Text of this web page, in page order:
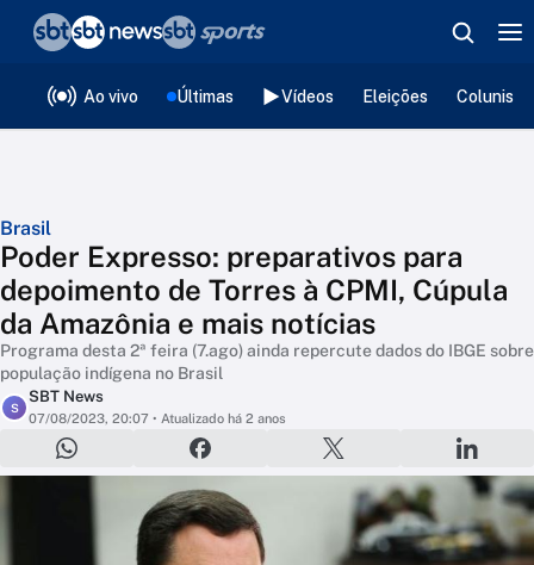
Ao vivo Últimas Vídeos Eleições
Brasil
Poder Expresso: preparativos para
depoimento de Torres à CPMI, Cúpula
da Amazônia e mais notícias
Programa desta 2ª feira (7.ago) ainda repercute dados do IBGE sobre
população indígena no Brasil
S
SBT News
07/08/2023, 20:07 • Atualizado há 2 anos
❮voltar
Editorias